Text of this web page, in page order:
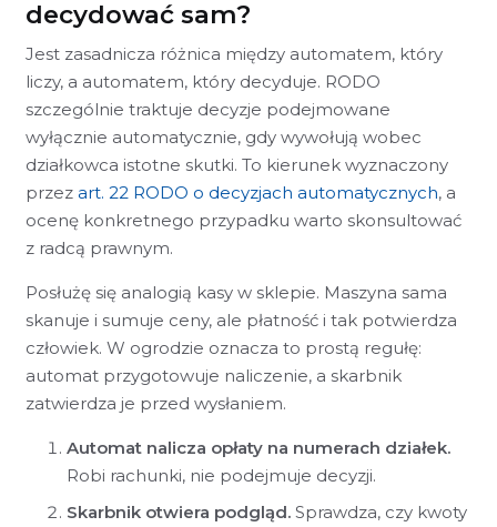
decydować sam?
Jest zasadnicza różnica między automatem, który
liczy, a automatem, który decyduje. RODO
szczególnie traktuje decyzje podejmowane
wyłącznie automatycznie, gdy wywołują wobec
działkowca istotne skutki. To kierunek wyznaczony
przez art. 22 RODO o decyzjach automatycznych, a
ocenę konkretnego przypadku warto skonsultować
z radcą prawnym.
Posłużę się analogią kasy w sklepie. Maszyna sama
skanuje i sumuje ceny, ale płatność i tak potwierdza
człowiek. W ogrodzie oznacza to prostą regułę:
automat przygotowuje naliczenie, a skarbnik
zatwierdza je przed wysłaniem.
Automat nalicza opłaty na numerach działek.
Robi rachunki, nie podejmuje decyzji.
Skarbnik otwiera podgląd. Sprawdza, czy kwoty